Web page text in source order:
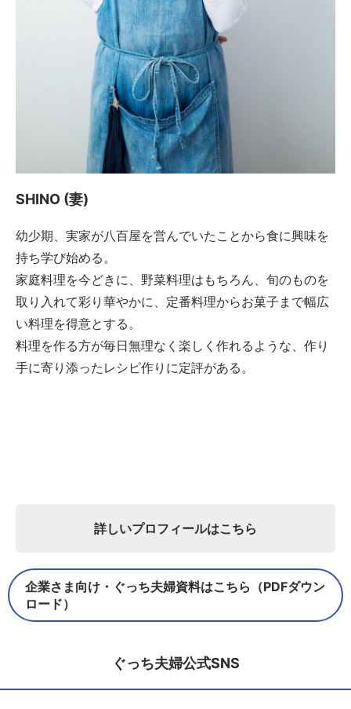
SHINO (妻)
幼少期、実家が八百屋を営んでいたことから食に興味を
持ち学び始める。
家庭料理を今どきに、野菜料理はもちろん、旬のものを
取り入れて彩り華やかに、定番料理からお菓子まで幅広
い料理を得意とする。
料理を作る方が毎日無理なく楽しく作れるような、作り
手に寄り添ったレシピ作りに定評がある。
詳しいプロフィールはこちら
企業さま向け・ぐっち夫婦資料はこちら（PDFダウン
ロード）
ぐっち夫婦公式SNS